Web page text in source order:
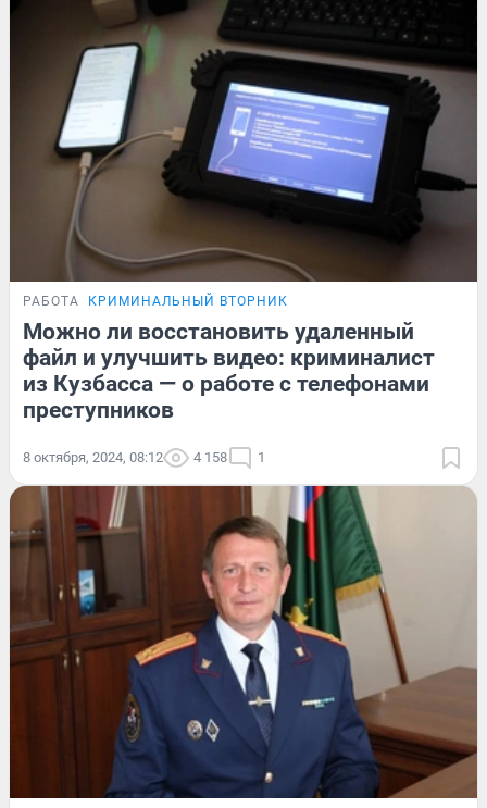
РАБОТА КРИМИНАЛЬНЫЙ ВТОРНИК
Можно ли восстановить удаленный
файл и улучшить видео: криминалист
из Кузбасса — о работе с телефонами
преступников
8 октября, 2024, 08:12 4 158 1